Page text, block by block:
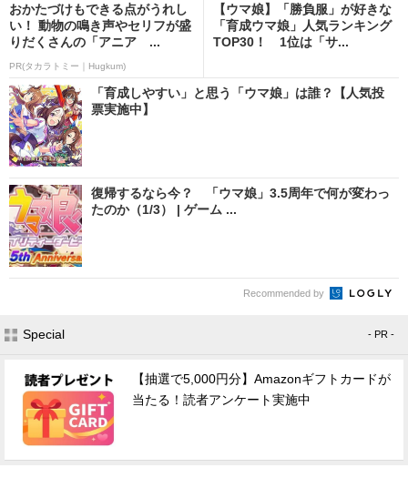
おかたづけもできる点がうれし
い！ 動物の鳴き声やセリフが盛
りだくさんの「アニア ...
PR(タカラトミー｜Hugkum)
【ウマ娘】「勝負服」が好きな
「育成ウマ娘」人気ランキング
TOP30！ 1位は「サ...
「育成しやすい」と思う「ウマ娘」は誰？【人気投
票実施中】
復帰するなら今？ 「ウマ娘」3.5周年で何が変わっ
たのか（1/3） | ゲーム ...
Recommended by
Special - PR -
【抽選で5,000円分】Amazonギフトカードが
当たる！読者アンケート実施中